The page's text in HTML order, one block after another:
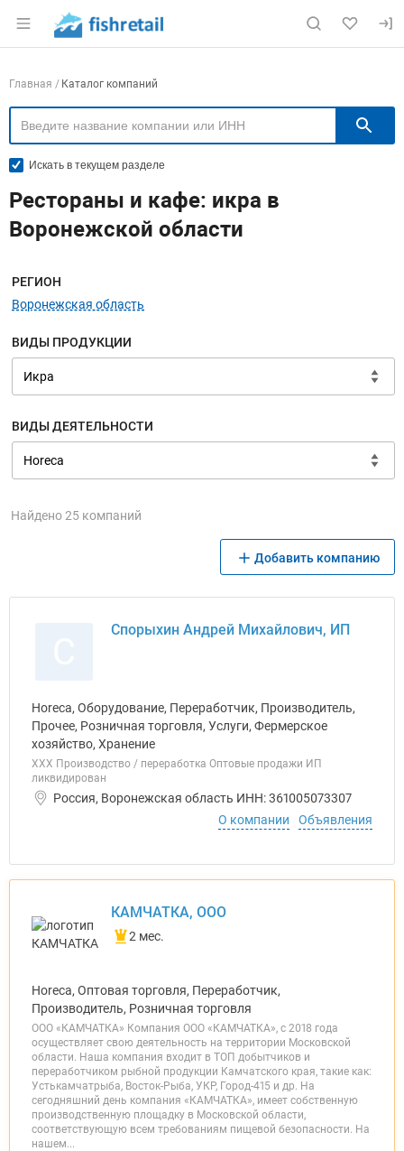
Раздел навигации по сайту fishretail.ru
Навигация по компаниям
Главная Каталог компаний
Искать в текущем разделе
Рестораны и кафе: икра в
Воронежской области
Меню навигации
РЕГИОН
Воронежская область
ВИДЫ ПРОДУКЦИИ
ВИДЫ ДЕЯТЕЛЬНОСТИ
Найдено 25 компаний
Добавить компанию
Спорыхин Андрей Михайлович, ИП
Horeca, Оборудование, Переработчик, Производитель,
Прочее, Розничная торговля, Услуги, Фермерское
хозяйство, Хранение
ХХХ Производство / переработка Оптовые продажи ИП
ликвидирован
Россия, Воронежская область ИНН: 361005073307
О компании
Объявления
КАМЧАТКА, ООО
2 мес.
Horeca, Оптовая торговля, Переработчик,
Производитель, Розничная торговля
ООО «КАМЧАТКА» Компания ООО «КАМЧАТКА», с 2018 года
осуществляет свою деятельность на территории Московской
области. Наша компания входит в ТОП добытчиков и
переработчиком рыбной продукции Камчатского края, такие как:
Устькамчатрыба, Восток-Рыба, УКР, Город-415 и др. На
сегодняшний день компания «КАМЧАТКА», имеет собственную
производственную площадку в Московской области,
соответствующую всем требованиям пищевой безопасности. На
нашем...